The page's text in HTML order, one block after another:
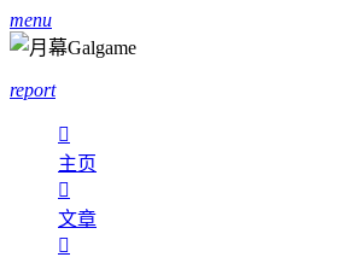
menu
report

主页

文章
